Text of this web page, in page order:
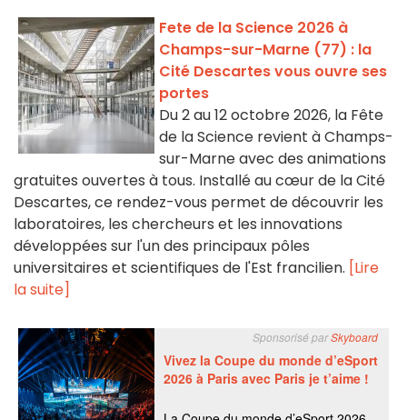
Fete de la Science 2026 à
Champs-sur-Marne (77) : la
Cité Descartes vous ouvre ses
portes
Du 2 au 12 octobre 2026, la Fête
de la Science revient à Champs-
sur-Marne avec des animations
gratuites ouvertes à tous. Installé au cœur de la Cité
Descartes, ce rendez-vous permet de découvrir les
laboratoires, les chercheurs et les innovations
développées sur l'un des principaux pôles
universitaires et scientifiques de l'Est francilien. [Lire
la suite]